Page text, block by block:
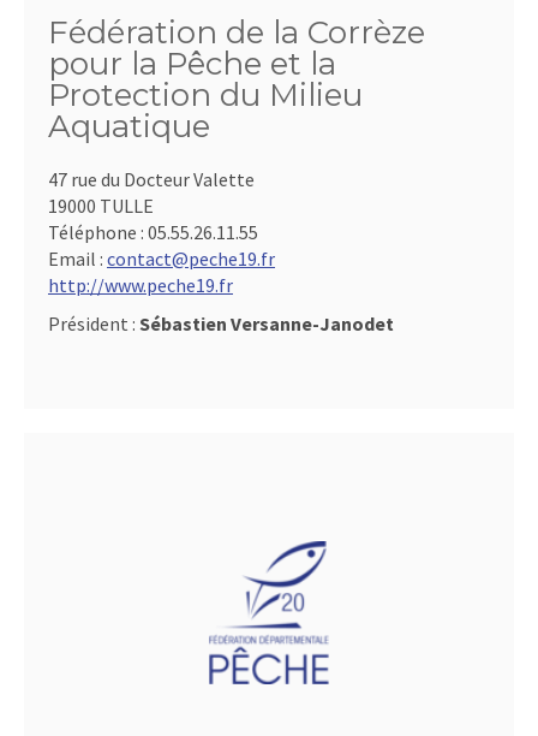
Fédération de la Corrèze
pour la Pêche et la
Protection du Milieu
Aquatique
47 rue du Docteur Valette
19000 TULLE
Téléphone : 05.55.26.11.55
Email : contact@peche19.fr
http://www.peche19.fr
Président : Sébastien Versanne-Janodet